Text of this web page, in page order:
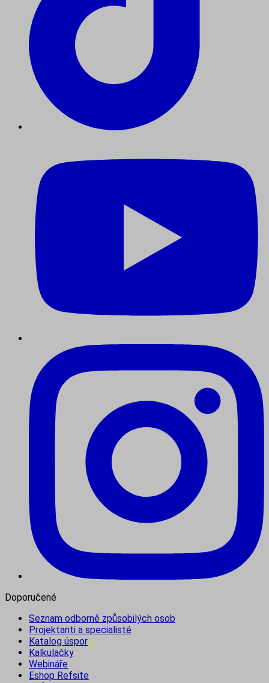
Doporučené
Seznam odborně způsobilých osob
Projektanti a specialisté
Katalog úspor
Kalkulačky
Webináře
Eshop Refsite